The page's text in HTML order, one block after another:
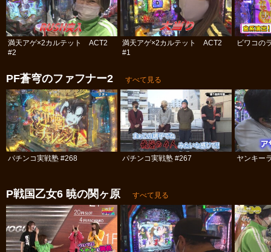
満天アゲ×2カルテット ACT2
#2
満天アゲ×2カルテット ACT2
#1
ビワコの
PF蒼穹のファフナー2 すべて見る
パチンコ実戦塾 #268 パチンコ実戦塾 #267 ヤンキー
P戦国乙女6 暁の関ヶ原 すべて見る